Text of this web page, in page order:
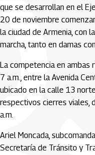
que se desarrollan en el
20 de noviembre
la ciudad de Armenia, con
marcha, tanto en damas
La competencia en ambas
7 a.m., entre la Avenida
ubicado en la calle 13
respectivos cierres viales,
a.m.
Ariel Moncada,
Secretaría de Tránsito y